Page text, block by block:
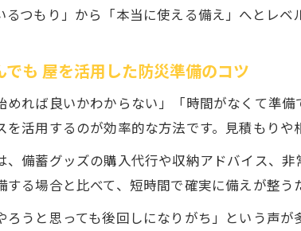
るつもり」から「本当に使える備え」へとレベ
でも 屋を活用した防災準備のコツ
めれば良いかわからない」「時間がなくて準
を活用するのが効率的な方法です。見積もり
、備蓄グッズの購入代行や収納アドバイス、
する場合と比べて、短時間で確実に備えが整う
ろうと思っても後回しになりがち」という声